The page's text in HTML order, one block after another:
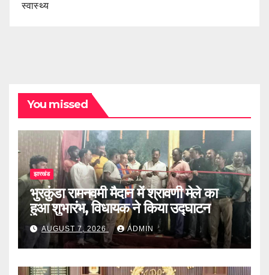
स्वास्थ्य
You missed
झारखंड
भुरकुंडा रामनवमी मैदान में श्रावणी मेले का
हुआ शुभारंभ, विधायक ने किया उद्घाटन
AUGUST 7, 2026 ADMIN